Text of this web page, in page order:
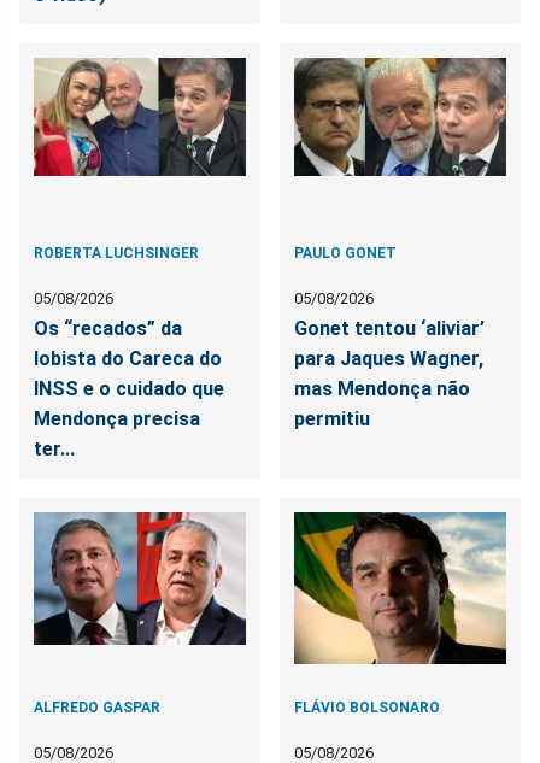
ROBERTA LUCHSINGER
05/08/2026
Os “recados” da
lobista do Careca do
INSS e o cuidado que
Mendonça precisa
ter...
PAULO GONET
05/08/2026
Gonet tentou ‘aliviar’
para Jaques Wagner,
mas Mendonça não
permitiu
ALFREDO GASPAR
05/08/2026
FLÁVIO BOLSONARO
05/08/2026